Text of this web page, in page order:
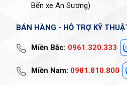
Bến xe An Sương)
BÁN HÀNG - HỖ TRỢ KỸ
Miền Bắc: 0961.320.333
Miền Nam: 0981.810.800